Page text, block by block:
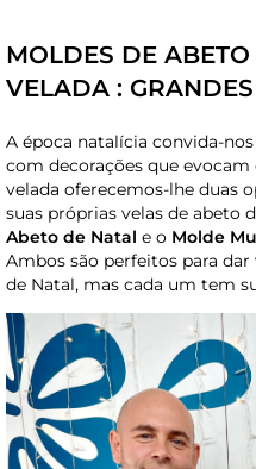
MOLDES DE
VELADA :
A época natalícia convida-
com decorações que
velada oferecemos-lhe duas
suas próprias velas de abeto
Abeto de Natal e o Molde
Ambos são perfeitos para dar
de Natal, mas cada um tem